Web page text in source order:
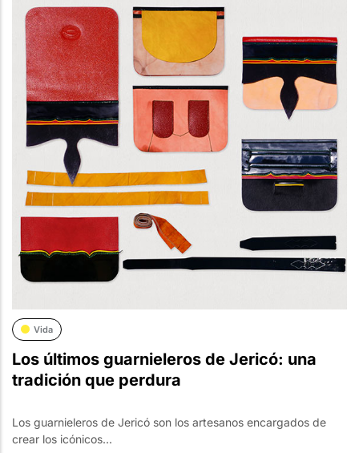
Vida
Los últimos guarnieleros de Jericó: una
tradición que perdura
Los guarnieleros de Jericó son los artesanos encargados de
crear los icónicos...